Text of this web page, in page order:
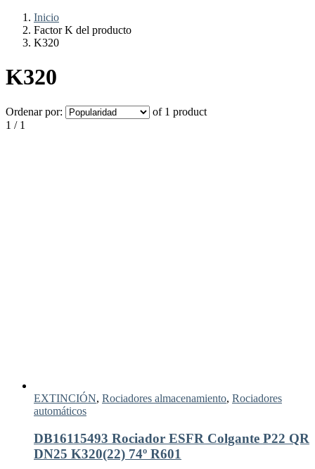
Inicio
Factor K del producto
K320
K320
Ordenar por:
of 1 product
1 / 1
EXTINCIÓN, Rociadores almacenamiento, Rociadores
automáticos
DB16115493 Rociador ESFR Colgante P22 QR
DN25 K320(22) 74º R601